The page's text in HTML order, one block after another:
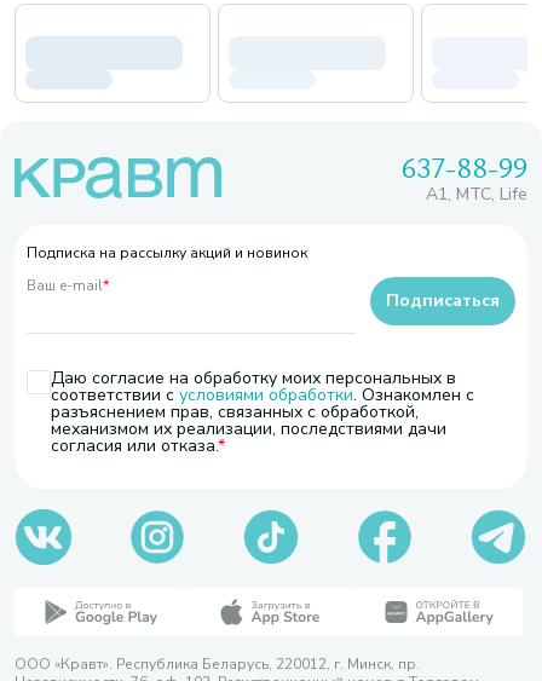
637-88-99
A1, МТС, Life
Подписка на рассылку акций и новинок
Ваш e-mail*
Даю согласие на обработку моих персональных в
соответствии с условиями обработки. Ознакомлен с
разъяснением прав, связанных с обработкой,
механизмом их реализации, последствиями дачи
согласия или отказа.
Подписаться
ООО «Кравт». Республика Беларусь, 220012, г. Минск, пр.